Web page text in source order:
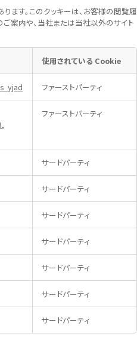
ます。このクッキーは、お客様の閲覧履
案内や、当社または当社以外のサイト
使用されている Cookie
ファーストパーティ
,
ファーストパーティ
サードパーティ
サードパーティ
サードパーティ
サードパーティ
サードパーティ
サードパーティ
サードパーティ